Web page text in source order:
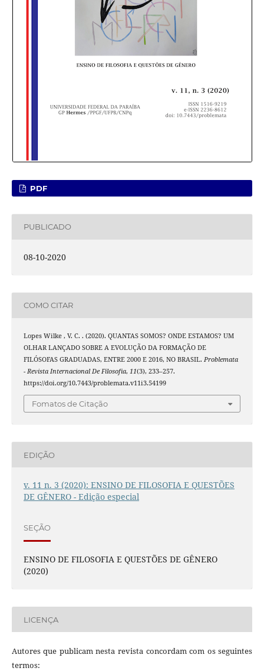
PDF
PUBLICADO
08-10-2020
COMO CITAR
Lopes Wilke , V. C. . (2020). QUANTAS SOMOS? ONDE ESTAMOS? UM
OLHAR LANÇADO SOBRE A EVOLUÇÃO DA FORMAÇÃO DE
FILÓSOFAS GRADUADAS, ENTRE 2000 E 2016, NO BRASIL. Problemata
- Revista Internacional De Filosofia, 11(3), 233–257.
https://doi.org/10.7443/problemata.v11i3.54199
Fomatos de Citação
EDIÇÃO
v. 11 n. 3 (2020): ENSINO DE FILOSOFIA E QUESTÕES
DE GÊNERO - Edição especial
SEÇÃO
ENSINO DE FILOSOFIA E QUESTÕES DE GÊNERO
(2020)
LICENÇA
Autores que publicam nesta revista concordam com os seguintes
termos: